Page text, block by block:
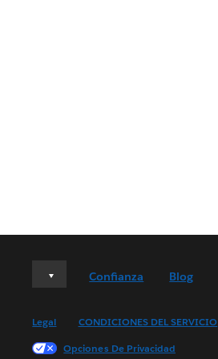
Deutsch
English (US)
Español
Confianza Blog
Legal CONDICIONES DEL SERVICIO
Opciones De Privacidad